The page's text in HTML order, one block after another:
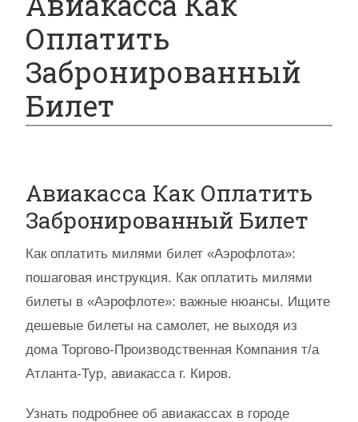
Оплатить
Забронированный
Билет
Авиакасса Как Оплатить
Забронированный Билет
Как оплатить милями билет «Аэрофлота»:
пошаговая инструкция. Как оплатить милями
билеты в «Аэрофлоте»: важные нюансы. Ищите
дешевые билеты на самолет, не выходя из
дома Торгово-Производственная Компания т/а
Атланта-Тур, авиакасса г. Киров.
Узнать подробнее об авиакассах в городе